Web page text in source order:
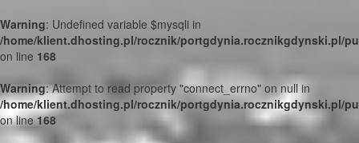
Warning: Undefined variable $mysqli in
/home/klient.dhosting.pl/rocznik/portgdynia.rocznikgdynski.pl/
on line 168
Warning: Attempt to read property "connect_errno" on null in
/home/klient.dhosting.pl/rocznik/portgdynia.rocznikgdynski.pl/
on line168